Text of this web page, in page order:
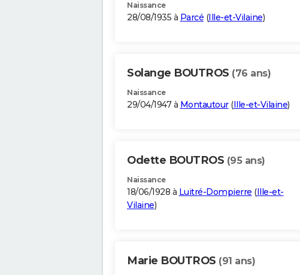
Naissance
28/08/1935 à Parcé (Ille-et-Vilaine)
Solange BOUTROS (76 ans)
Naissance
29/04/1947 à Montautour(Ille-et-Vilaine)
Odette BOUTROS (95 ans)
Naissance
18/06/1928 à Luitré-Dompierre (Ille-et-
Vilaine)
Marie BOUTROS (91 ans)